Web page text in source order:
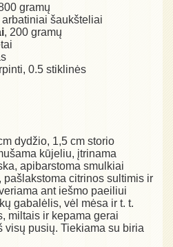
gramų
arbatiniai šaukšteliai
, 200 gramų
0.5 stiklinės
dydžio, 1,5 cm storio
kūjeliu, įtrinama
apibarstoma smulkiai
citrinos sultimis ir
ant iešmo paeiliui
gabalėlis, vėl mėsa ir t. t.
miltais ir kepama gerai
visų pusių. Tiekiama su biria